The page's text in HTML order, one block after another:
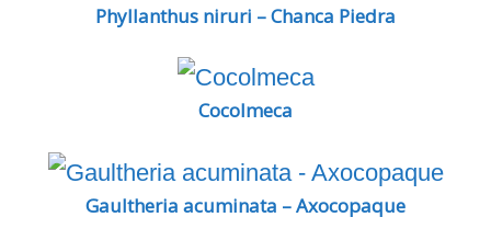
Phyllanthus niruri – Chanca Piedra
Cocolmeca
Gaultheria acuminata – Axocopaque